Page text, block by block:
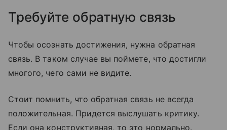
Требуйте обратную связь
Чтобы осознать достижения, нужна обратная
связь. В таком случае вы поймете, что достигли
многого, чего сами не видите.
Стоит помнить, что обратная связь не всегда
положительная. Придется выслушать критику.
Если она конструктивная, то это нормально.